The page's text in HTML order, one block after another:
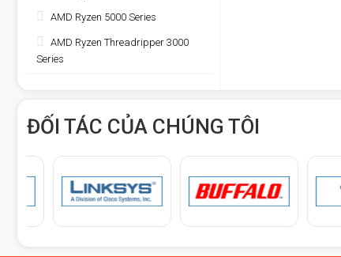
AMD Ryzen 5000 Series
AMD Ryzen Threadripper 3000
Series
ĐỐI TÁC CỦA CHÚNG TÔI